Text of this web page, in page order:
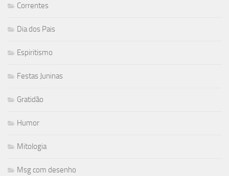
Correntes
Dia dos Pais
Espiritismo
Festas Juninas
Gratidão
Humor
Mitologia
Msg com desenho